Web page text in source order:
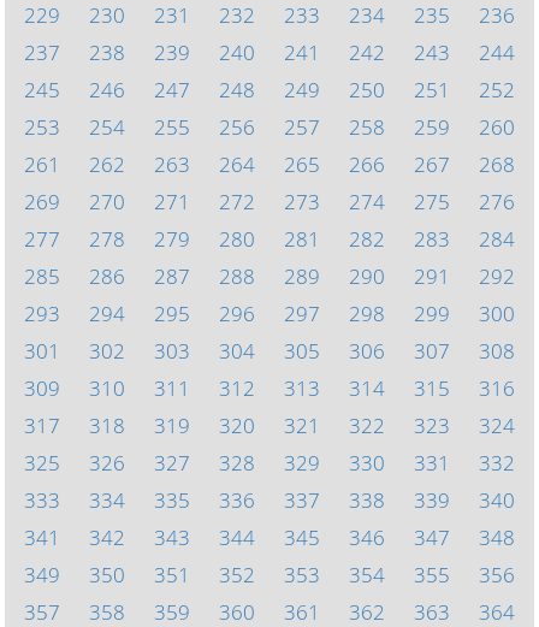
229
230 231 232 233 234 235
236
237
238 239 240 241 242 243
244
245
246 247 248 249 250 251
252
253
254 255 256 257 258 259
260
261
262 263 264 265 266 267
268
269
270 271 272 273 274 275
276
277
278 279 280 281 282 283
284
285
286 287 288 289 290 291
292
293
294 295 296 297 298 299
300
301
302 303 304 305 306 307
308
309
310 311 312 313 314 315
316
317
318 319 320 321 322 323
324
325
326 327 328 329 330 331
332
333
334 335 336 337 338 339
340
341
342 343 344 345 346 347
348
349
350 351 352 353 354 355
356
357
358 359 360 361 362 363 364